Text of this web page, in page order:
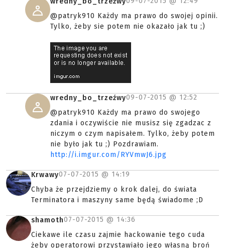
@patryk910 Każdy ma prawo do swojej opinii.
Tylko, żeby sie potem nie okazało jak tu ;)
wredny_bo_trzeźwy09-07-2015 @ 12:52
@patryk910 Każdy ma prawo do swojego
zdania i oczywiście nie musisz się zgadzac z
niczym o czym napisałem. Tylko, żeby potem
nie było jak tu ;) Pozdrawiam.
http://i.imgur.com/RYVmwJ6.jpg
Krwawy07-07-2015 @ 14:19
Chyba że przejdziemy o krok dalej, do świata
Terminatora i maszyny same będą świadome ;D
shamoth07-07-2015 @ 14:36
Ciekawe ile czasu zajmie hackowanie tego cuda
żeby operatorowi przystawiało jego własną broń